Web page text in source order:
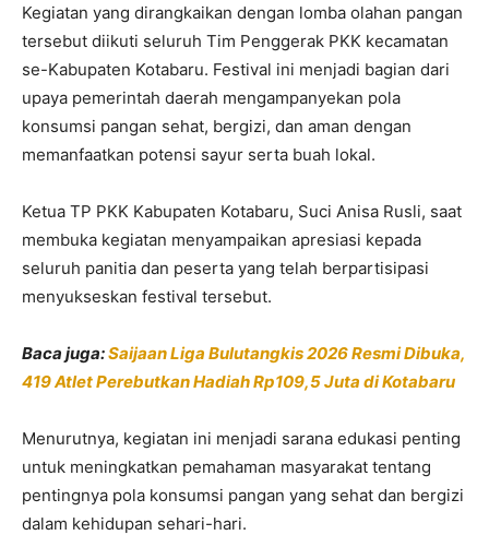
Kegiatan yang dirangkaikan dengan lomba olahan pangan
tersebut diikuti seluruh Tim Penggerak PKK kecamatan
se-Kabupaten Kotabaru. Festival ini menjadi bagian dari
upaya pemerintah daerah mengampanyekan pola
konsumsi pangan sehat, bergizi, dan aman dengan
memanfaatkan potensi sayur serta buah lokal.
Ketua TP PKK Kabupaten Kotabaru, Suci Anisa Rusli, saat
membuka kegiatan menyampaikan apresiasi kepada
seluruh panitia dan peserta yang telah berpartisipasi
menyukseskan festival tersebut.
Baca juga:Saijaan Liga Bulutangkis 2026 Resmi Dibuka,
419 Atlet Perebutkan Hadiah Rp109,5 Juta di Kotabaru
Menurutnya, kegiatan ini menjadi sarana edukasi penting
untuk meningkatkan pemahaman masyarakat tentang
pentingnya pola konsumsi pangan yang sehat dan bergizi
dalam kehidupan sehari-hari.